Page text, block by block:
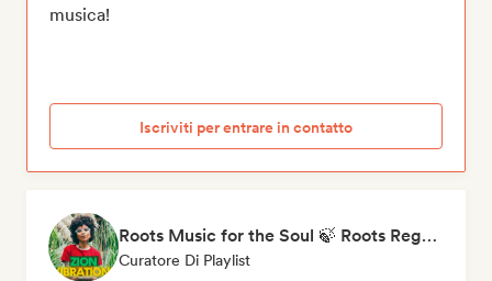
musica!
Iscriviti per entrare in contatto
Roots Music for the Soul 🍃 Roots Reggae, Dub & Dancehall
Curatore Di Playlist